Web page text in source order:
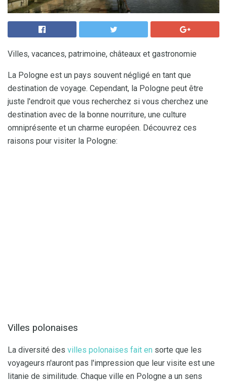
Villes, vacances, patrimoine, châteaux et gastronomie
La Pologne est un pays souvent négligé en tant que
destination de voyage. Cependant, la Pologne peut être
juste l'endroit que vous recherchez si vous cherchez une
destination avec de la bonne nourriture, une culture
omniprésente et un charme européen. Découvrez ces
raisons pour visiter la Pologne:
Villes polonaises
La diversité des villes polonaises fait en sorte que les
voyageurs n'auront pas l'impression que leur visite est une
litanie de similitude. Chaque ville en Pologne a un sens